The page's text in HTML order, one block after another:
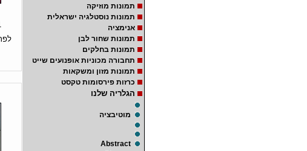
תמונות מוזיקה
תמונות נוסטלגיה ישראלית
אנימציה
תמונות שחור לבן
תמונות בחלקים
תחבורה מכוניות אופנועים שייט
תמונות מזון ומשקאות
כרזות פירסומות טקסט
הגלריה שלנו
מוטיבציה
Abstract